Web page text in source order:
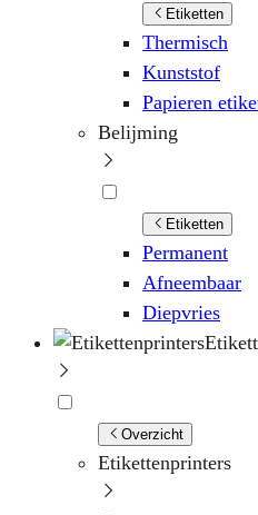
Etiketten
Thermisch
Kunststof
Papieren
Belijming
Etiketten
Permanent
Afneembaar
Diepvries
Overzicht
Etikettenprinters